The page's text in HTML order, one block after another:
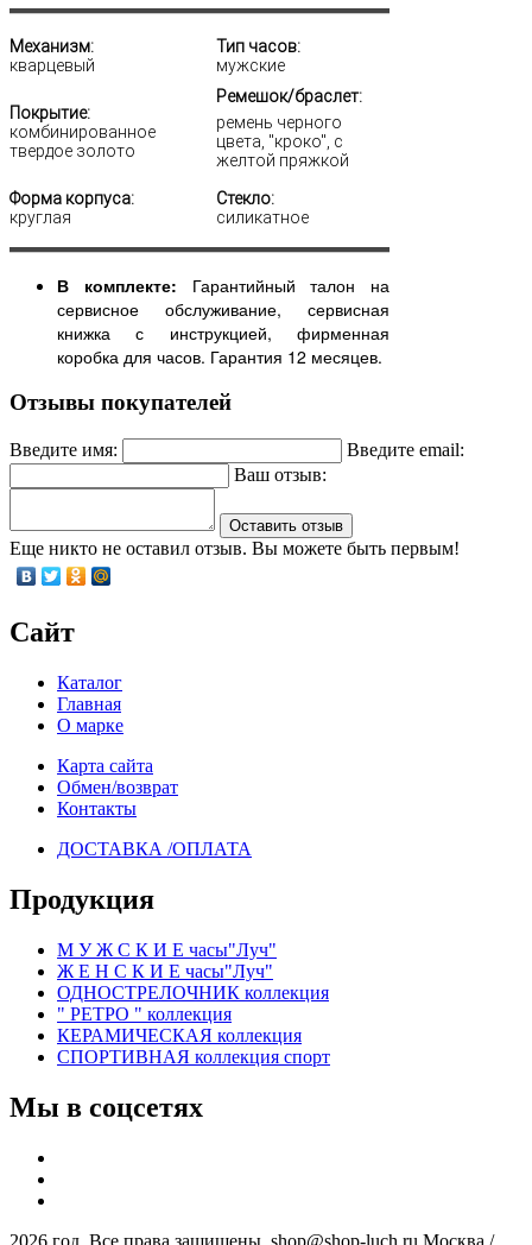
Механизм:
кварцевый
Тип часов:
мужские
Покрытие:
комбинированное
твердое золото
Ремешок/браслет:
ремень черного
цвета, "кроко", с
желтой пряжкой
Форма корпуса:
круглая
Стекло:
силикатное
В комплекте: Гарантийный талон на
сервисное обслуживание, сервисная
книжка с инструкцией, фирменная
коробка для часов. Гарантия 12 месяцев.
Отзывы покупателей
Введите имя:
Введите email:
Ваш отзыв:
Оставить отзыв
Еще никто не оставил отзыв. Вы можете быть первым!
Сайт
Каталог
Главная
О марке
Карта сайта
Обмен/возврат
Контакты
ДОСТАВКА /ОПЛАТА
Продукция
М У Ж С К И Е часы"Луч"
Ж Е Н С К И Е часы"Луч"
ОДНОСТРЕЛОЧНИК коллекция
" РЕТРО " коллекция
КЕРАМИЧЕСКАЯ коллекция
СПОРТИВНАЯ коллекция спорт
Мы в соцсетях
2026 год. Все права защищены. shop@shop-luch.ru Москва /